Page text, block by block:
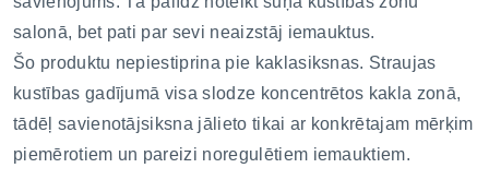
salonā, bet pati par sevi neaizstāj iemauktus.
Šo produktu nepiestiprina pie kaklasiksnas. Straujas
kustības gadījumā visa slodze koncentrētos kakla zonā,
tādēļ savienotājsiksna jālieto tikai ar konkrētajam mērķim
piemērotiem un pareizi noregulētiem iemauktiem.